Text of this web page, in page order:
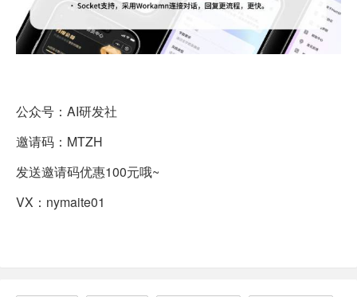
公众号：AI研发社
邀请码：MTZH
发送邀请码优惠100元哦~
VX：nymaite01